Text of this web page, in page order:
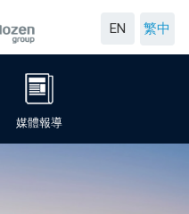
EN 繁中
媒體報導